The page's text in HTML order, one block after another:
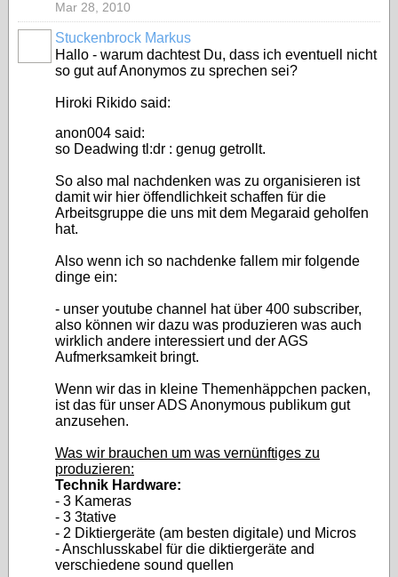
Mar 28, 2010
Stuckenbrock Markus
Hallo - warum dachtest Du, dass ich eventuell nicht
so gut auf Anonymos zu sprechen sei?
Hiroki Rikido said:
anon004 said:
so Deadwing tl:dr : genug getrollt.
So also mal nachdenken was zu organisieren ist
damit wir hier öffendlichkeit schaffen für die
Arbeitsgruppe die uns mit dem Megaraid geholfen
hat.
Also wenn ich so nachdenke fallem mir folgende
dinge ein:
- unser youtube channel hat über 400 subscriber,
also können wir dazu was produzieren was auch
wirklich andere interessiert und der AGS
Aufmerksamkeit bringt.
Wenn wir das in kleine Themenhäppchen packen,
ist das für unser ADS Anonymous publikum gut
anzusehen.
Was wir brauchen um was vernünftiges zu
produzieren:
Technik Hardware:
- 3 Kameras
- 3 3tative
- 2 Diktiergeräte (am besten digitale) und Micros
- Anschlusskabel für die diktiergeräte and
verschiedene sound quellen